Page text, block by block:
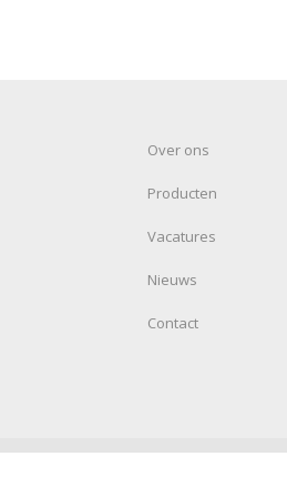
Over ons
Producten
Vacatures
Nieuws
Contact